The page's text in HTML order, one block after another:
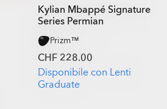
Kylian Mbappé Signature
Series Permian
Prizm™
CHF 228.00
Disponibile con Lenti
Graduate